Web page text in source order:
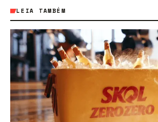
LEIA TAMBÉM